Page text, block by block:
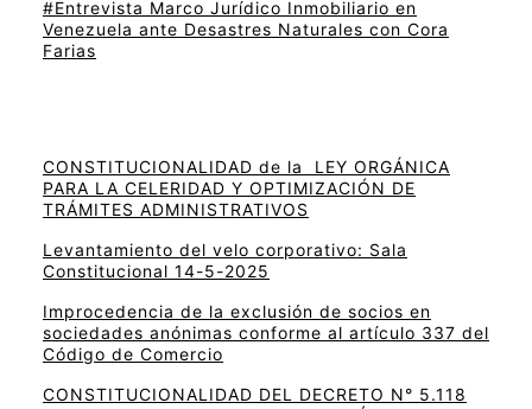
#Entrevista Marco Jurídico Inmobiliario en
Venezuela ante Desastres Naturales con Cora
Farias
CONSTITUCIONALIDAD de la LEY ORGÁNICA
PARA LA CELERIDAD Y OPTIMIZACIÓN DE
TRÁMITES ADMINISTRATIVOS
Levantamiento del velo corporativo: Sala
Constitucional 14-5-2025
Improcedencia de la exclusión de socios en
sociedades anónimas conforme al artículo 337 del
Código de Comercio
CONSTITUCIONALIDAD DEL DECRETO N° 5.118